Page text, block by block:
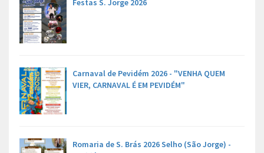
Festas S. Jorge 2026
Carnaval de Pevidém 2026 - "VENHA QUEM
VIER, CARNAVAL É EM PEVIDÉM"
Romaria de S. Brás 2026 Selho (São Jorge) -